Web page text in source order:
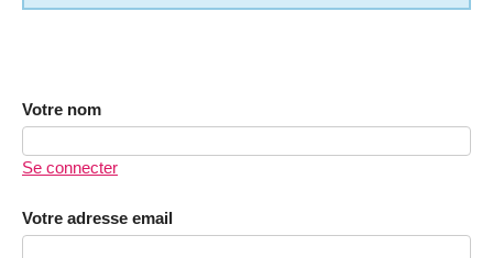
Votre nom
Se connecter
Votre adresse email